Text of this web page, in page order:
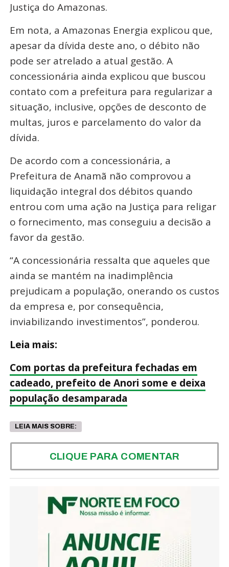
Justiça do Amazonas.
Em nota, a Amazonas Energia explicou que,
apesar da dívida deste ano, o débito não
pode ser atrelado a atual gestão. A
concessionária ainda explicou que buscou
contato com a prefeitura para regularizar a
situação, inclusive, opções de desconto de
multas, juros e parcelamento do valor da
dívida.
De acordo com a concessionária, a
Prefeitura de Anamã não comprovou a
liquidação integral dos débitos quando
entrou com uma ação na Justiça para religar
o fornecimento, mas conseguiu a decisão a
favor da gestão.
“A concessionária ressalta que aqueles que
ainda se mantém na inadimplência
prejudicam a população, onerando os custos
da empresa e, por consequência,
inviabilizando investimentos”, ponderou.
Leia mais:
Com portas da prefeitura fechadas em
cadeado, prefeito de Anori some e deixa
população desamparada
LEIA MAIS SOBRE:
CLIQUE PARA COMENTAR